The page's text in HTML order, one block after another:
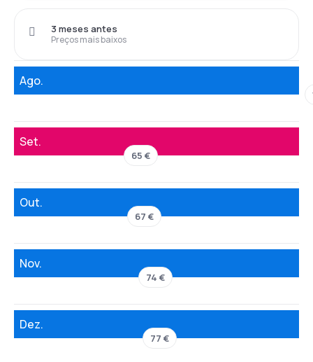
Preços mais baixos
3 meses antes
Ago.
Set.
65 €
Out.
67 €
Nov.
74 €
Dez.
77 €